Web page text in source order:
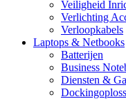
Veiligheid
Verlichting
Verloopkabels
Laptops & Netbooks
Batterijen
Business
Diensten &